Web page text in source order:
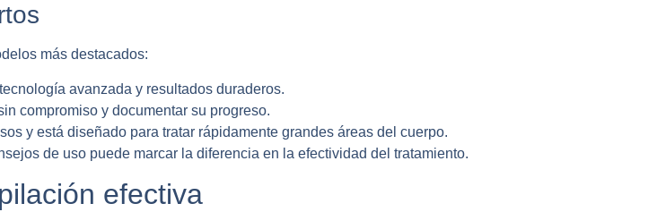
más destacados:
avanzada y resultados duraderos.
compromiso y documentar su progreso.
y está diseñado para tratar rápidamente grandes áreas del cuerpo.
de uso puede marcar la diferencia en la efectividad del tratamiento.
efectiva